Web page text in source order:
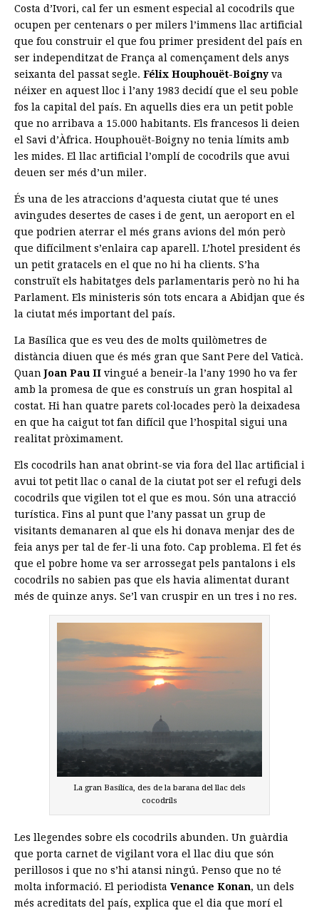
Costa d’Ivori, cal fer un esment especial al cocodrils que
ocupen per centenars o per milers l’immens llac artificial
que fou construir el que fou primer president del país en
ser independitzat de França al començament dels anys
seixanta del passat segle. Félix Houphouët-Boignyva
néixer en aquest lloc i l’any 1983 decidí que el seu poble
fos la capital del país. En aquells dies era un petit poble
que no arribava a 15.000 habitants. Els francesos li deien
el Savi d’Àfrica. Houphouët-Boigny no tenia límits amb
les mides. El llac artificial l’omplí de cocodrils que avui
deuen ser més d’un miler.
És una de les atraccions d’aquesta ciutat que té unes
avingudes desertes de cases i de gent, un aeroport en el
que podrien aterrar el més grans avions del món però
que difícilment s’enlaira cap aparell. L’hotel president és
un petit gratacels en el que no hi ha clients. S’ha
construït els habitatges dels parlamentaris però no hi ha
Parlament. Els ministeris són tots encara a Abidjan que és
la ciutat més important del país.
La Basílica que es veu des de molts quilòmetres de
distància diuen que és més gran que Sant Pere del Vaticà.
QuanJoan Pau II vingué a beneir-la l’any 1990 ho va fer
amb la promesa de que es construís un gran hospital al
costat. Hi han quatre parets col·locades però la deixadesa
en que ha caigut tot fan difícil que l’hospital sigui una
realitat pròximament.
Els cocodrils han anat obrint-se via fora del llac artificial i
avui tot petit llac o canal de la ciutat pot ser el refugi dels
cocodrils que vigilen tot el que es mou. Són una atracció
turística. Fins al punt que l’any passat un grup de
visitants demanaren al que els hi donava menjar des de
feia anys per tal de fer-li una foto. Cap problema. El fet és
que el pobre home va ser arrossegat pels pantalons i els
cocodrils no sabien pas que els havia alimentat durant
més de quinze anys. Se’l van cruspir en un tres i no res.
La gran Basílica, des de la barana del llac dels
cocodrils
Les llegendes sobre els cocodrils abunden. Un guàrdia
que porta carnet de vigilant vora el llac diu que són
perillosos i que no s’hi atansi ningú. Penso que no té
molta informació. El periodista Venance Konan, un dels
més acreditats del país, explica que el dia que morí el